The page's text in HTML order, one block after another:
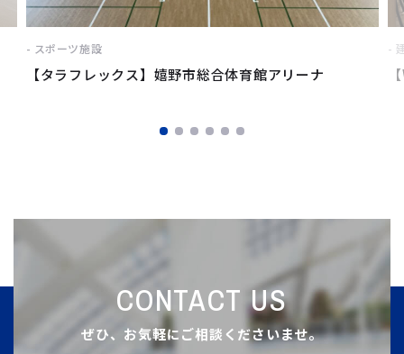
スポーツ施設
【タラフレックス】嬉野市総合体育館アリーナ
CONTACT US
ぜひ、お気軽にご相談くださいませ。